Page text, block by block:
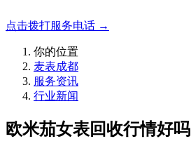
点击拨打服务电话 →
你的位置
麦表成都
服务资讯
行业新闻
欧米茄女表回收行情好吗